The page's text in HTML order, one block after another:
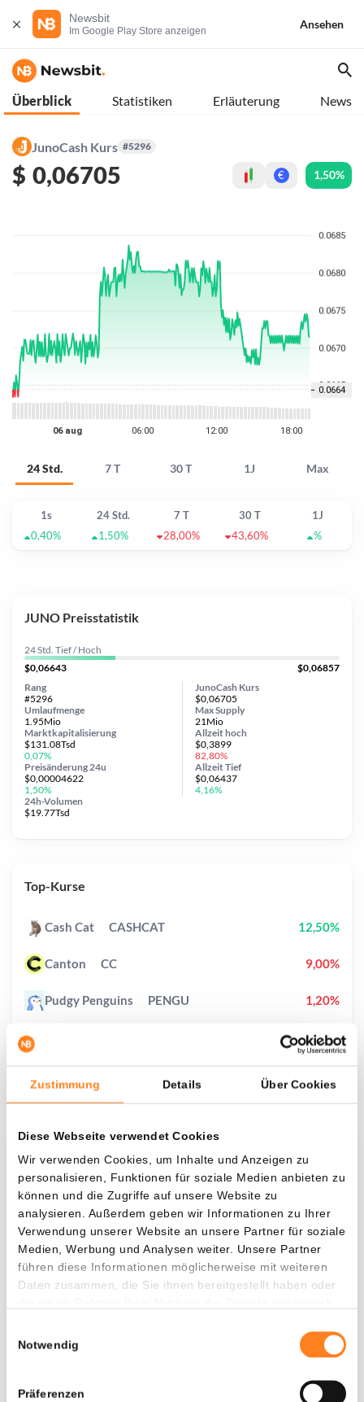
Zustimmung Details Über Cookies
Diese Webseite verwendet Cookies
Wir verwenden Cookies, um Inhalte und Anzeigen zu
personalisieren, Funktionen für soziale Medien anbieten zu
können und die Zugriffe auf unsere Website zu
analysieren. Außerdem geben wir Informationen zu Ihrer
Verwendung unserer Website an unsere Partner für soziale
Medien, Werbung und Analysen weiter. Unsere Partner
führen diese Informationen möglicherweise mit weiteren
Daten zusammen, die Sie ihnen bereitgestellt haben oder
Notwendig
Präferenzen
Newsbit
Im Google Play Store anzeigen
Ansehen
Überblick Statistiken Erläuterung News
JunoCash Kurs #5296
$ 0,06705 € 1,50%
24 Std. 7 T 30 T 1J Max
1s 24 Std. 7 T 30 T
1J
0,40%
1,50% 28,00% 43,60% %
Was, wenn ich...?
Zie hoeveel waarde je vandaag zou hebben als
je dollar-cost averaging had toegepast op
verschillende cryptocurrencies.
Hätte investiert In
$
JUNO Preisstatistik
24 Std. Tief / Hoch
$0,06643
$0,06857
JunoCash Kurs
$0,06705
Umlaufmenge
1.95Mio
Preisänderung 24u
$0,00004622
1,50%
Max Supply
21Mio
Marktkapitalisierung
$131.08Tsd
0,07%
24h-Volumen
$19.77Tsd
Rang
#5296
Allzeithoch
$0,3899
82,80%
AllzeitTief
$0,06437
4,16%
Top-Kurse
Cash Cat CASHCAT 12,50%
Canton CC 9,00%
Pudgy Penguins PENGU 1,20%
2,90%